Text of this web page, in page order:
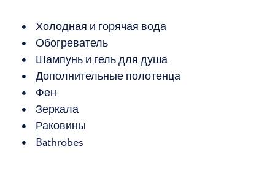
Холодная и горячая вода
Обогреватель
Шампунь и гель для душа
Дополнительные полотенца
Фен
Зеркала
Раковины
Bathrobes